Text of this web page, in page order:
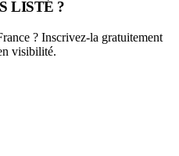
LISTÉ ?
? Inscrivez-la gratuitement
visibilité.